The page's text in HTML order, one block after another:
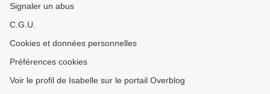
Signaler un abus
C.G.U.
Cookies et données personnelles
Préférences cookies
Voir le profil de Isabelle sur le portail Overblog